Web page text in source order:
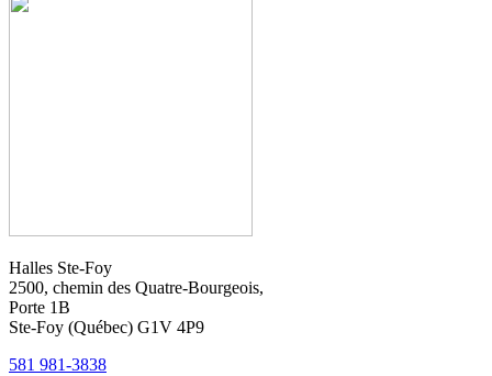
Halles Ste-Foy
2500, chemin des Quatre-Bourgeois,
Porte 1B
Ste-Foy (Québec)​​ G1V 4P9
581 981-3838